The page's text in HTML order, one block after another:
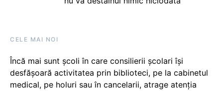
CELE MAI NOI
Încă mai sunt școli în care consilierii școlari își
desfășoară activitatea prin biblioteci, pe la cabinetul
medical, pe holuri sau în cancelarii, atrage atenția